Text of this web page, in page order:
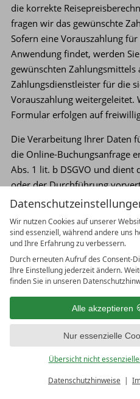
Wir nutzen Cookies auf unserer
sind essenziell, während andere uns
und Ihre Erfahrung zu verbessern.
Durch erneuten Aufruf des Consent-
Ihre Einstellung jederzeit ändern.
finden Sie in unseren
Alle akzeptieren
Nur essenzielle
Übersicht nicht
Datenschutzhinweise
Buchen
die korrekte
fragen wir das gewünschte
Sofern eine Vorauszahlung
Anwendung findet, werden
gewünschten Zahlungsmittels
Zahlungsdienstleister für die
Vorauszahlung weitergeleitet.
Formular erfolgen auf
Die Verarbeitung Ihrer Daten
die Online-Buchungsanfrage
Abs. 1 lit. b DSGVO und dient
oder der Durchführung
Die von Ihnen an uns
uns, bis der Zweck für die
nach abgeschlossener
Zwingende gesetzliche
gesetzliche
Abschluss eines
Auftragsverarbeitung
Um die datenschutzkonforme
gewährleisten, haben wir
Auftragsverarbeitung mit
vioma VOUCHER -